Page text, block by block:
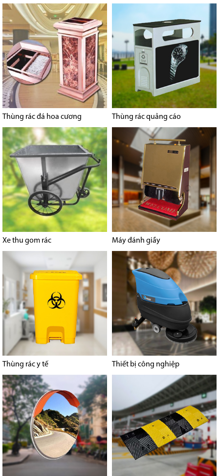
Thùng rác đá hoa cương Thùng rác quảng cáo
Xe thu gom rác Máy đánh giầy
Thùng rác y tế Thiết bị công nghiệp